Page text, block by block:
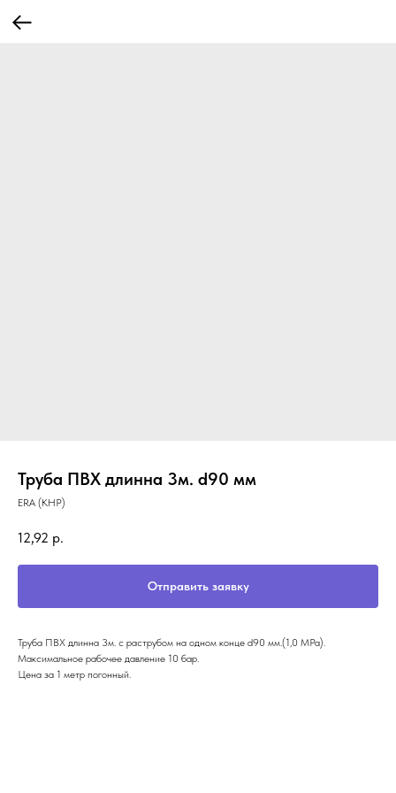
Труба ПВХ длинна 3м. d90 мм
ERA (КНР)
12,92 р.
Отправить заявку
Труба ПВХ длинна 3м. с раструбом на одном конце d90 мм.(1,0 MPa).
Максимальное рабочее давление 10 бар.
Цена за 1 метр погонный.